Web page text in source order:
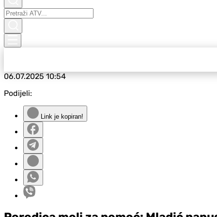
06.07.202510:54
Podijeli:
Link je kopiran!